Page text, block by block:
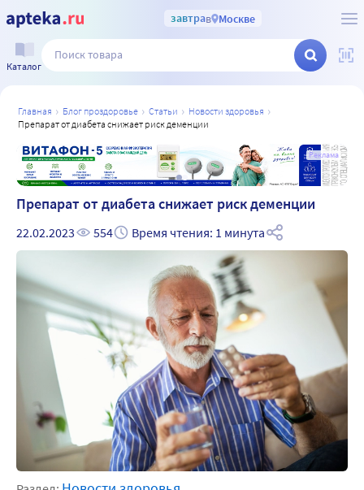
завтрав Москве
Каталог
главная блог проздоровье статьи
новости здоровья
препарат от диабета снижает риск деменции
Реклама
Препарат от диабета снижает риск деменции
22.02.2023 554 Время чтения: 1 минута